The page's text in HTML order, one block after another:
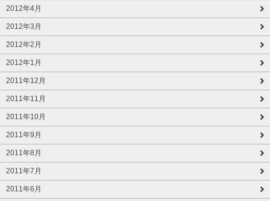
2012年4月
2012年3月
2012年2月
2012年1月
2011年12月
2011年11月
2011年10月
2011年9月
2011年8月
2011年7月
2011年6月